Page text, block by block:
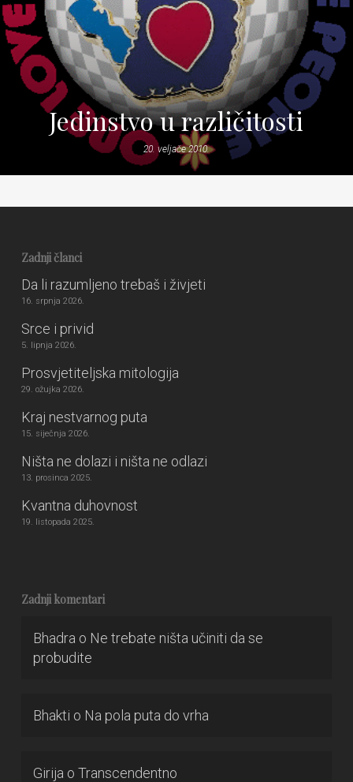
Jedinstvo u različitosti
20. veljače 2010.
Zadnji članci
Da li razumljeno trebaš i živjeti
16. srpnja 2026.
Srce i privid
5. lipnja 2026.
Prosvjetiteljska mitologija
29. ožujka 2026.
Kraj nestvarnog puta
15. siječnja 2026.
Ništa ne dolazi i ništa ne odlazi
13. prosinca 2025.
Kvantna duhovnost
19. listopada 2025.
Zadnji komentari
Bhadra o Ne trebate ništa učiniti da se
probudite
Bhakti o Na pola puta do vrha
Girija o Transcendentno